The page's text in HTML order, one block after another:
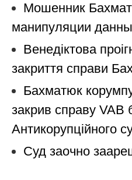
Мошенник
манипуляции
Венедіктова
закриття справи
Бахматюк
закрив справу VAB
Антикорупційного
Суд заочно